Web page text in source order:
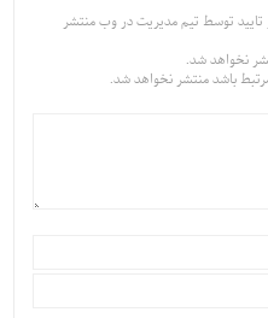
توسط تیم مدیریت در وب منتشر
نخواهد شد.
باشد منتشر نخواهد شد.